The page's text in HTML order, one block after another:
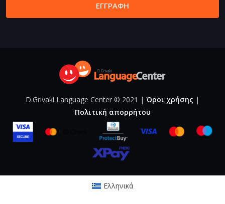
ΕΓΓΡΑΦΉ
D.Grivaki Language Center © 2021 | Όροι χρήσης |
Πολιτική απορρήτου
Ελληνικά